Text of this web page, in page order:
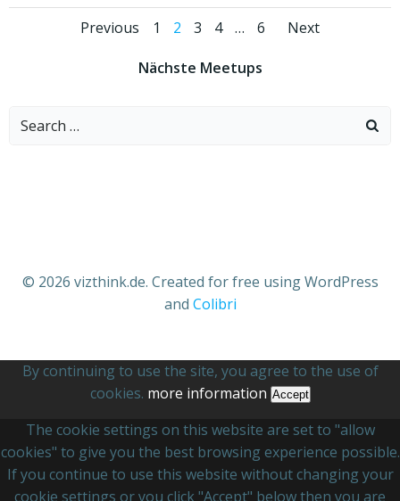
Posts
navigation
Previous
Posts
navigation
Page
1 Page
2 Page
3 Page
4 … Page
6
Posts
Next
Nächste Meetups
Search
© 2026 vizthink.de. Created for free using WordPress
and Colibri
By continuing to use the site, you agree to the use of
cookies. more information Accept
The cookie settings on this website are set to "allow
cookies" to give you the best browsing experience possible.
If you continue to use this website without changing your
cookie settings or you click "Accept" below then you are